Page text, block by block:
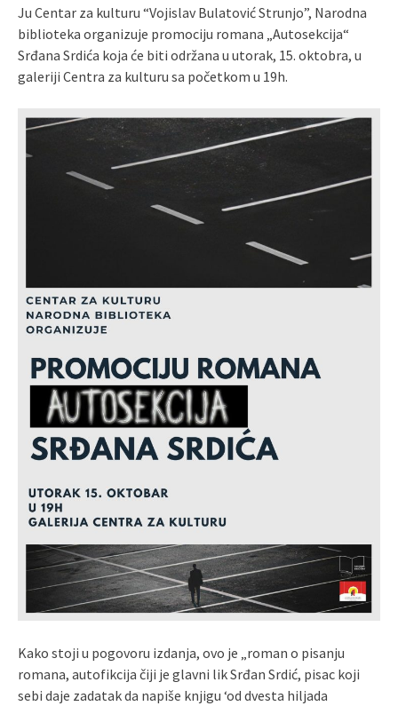
Ju Centar za kulturu “Vojislav Bulatović Strunjo”, Narodna
biblioteka organizuje promociju romana „Autosekcija“
Srđana Srdića koja će biti održana u utorak, 15. oktobra, u
galeriji Centra za kulturu sa početkom u 19h.
Kako stoji u pogovoru izdanja, ovo je „roman o pisanju
romana, autofikcija čiji je glavni lik Srđan Srdić, pisac koji
sebi daje zadatak da napiše knjigu ‘od dvesta hiljada